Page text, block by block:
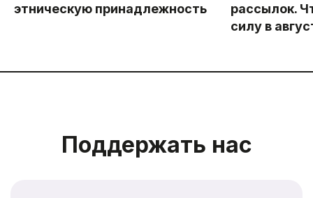
этническую принадлежность
рассылок.
силу в
Поддержать нас